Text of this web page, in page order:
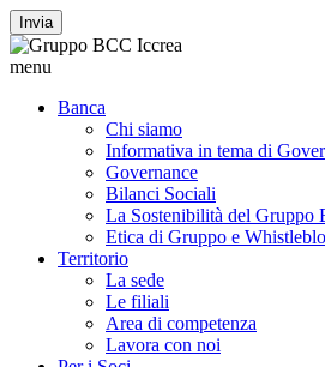
Invia
menu
Banca
Chi siamo
Informativa in tema di
Governance
Bilanci Sociali
La Sostenibilità del Gruppo
Etica di Gruppo e
Territorio
La sede
Le filiali
Area di competenza
Lavora con noi